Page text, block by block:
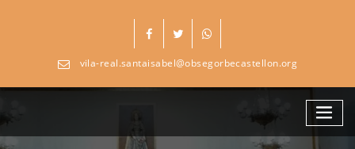
vila-real.santaisabel@obsegorbecastellon.org